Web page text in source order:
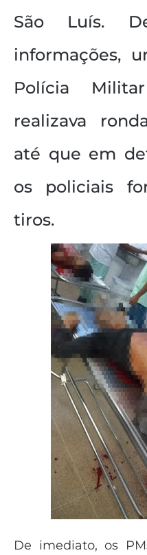
São Luís.
informações,
Polícia
realizava
até que em
os policiais
tiros.
De imediato, os